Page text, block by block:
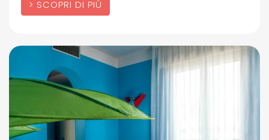
SCOPRI DI PIÙ